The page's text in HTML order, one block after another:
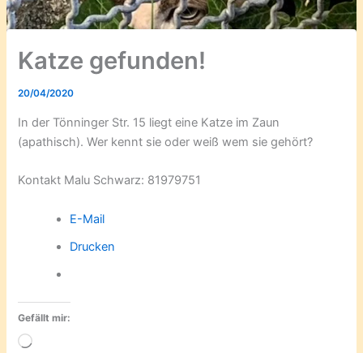
Katze gefunden!
20/04/2020
In der Tönninger Str. 15 liegt eine Katze im Zaun
(apathisch). Wer kennt sie oder weiß wem sie gehört?
Kontakt Malu Schwarz: 81979751
E-Mail
Drucken
Gefällt mir:
Wird